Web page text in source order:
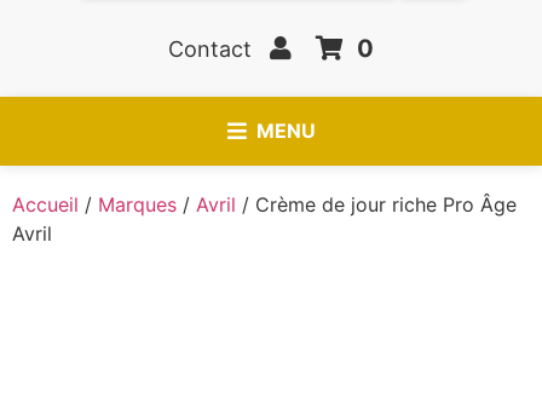
Contact 0
MENU
Accueil / Marques / Avril / Crème de jour riche Pro Âge
Avril